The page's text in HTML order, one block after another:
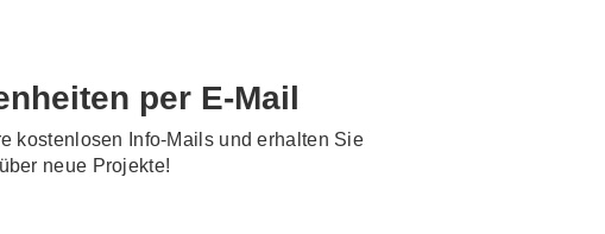
per E-Mail
kostenlosen Info-Mails und erhalten Sie
neue Projekte!